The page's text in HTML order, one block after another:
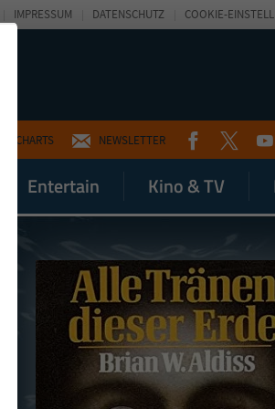
CHARTS NEWSLETTER FACEBOOKTWITTER
Entertain Kino & TV
IMPRESSUM DATENSCHUTZ COOKIE-